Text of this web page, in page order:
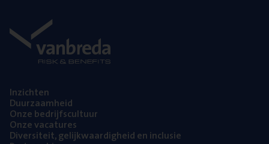
Inzich­ten
Duur­zaam­heid
Onze bedrijfs­cul­tuur
Onze vaca­tu­res
Diver­si­teit, gelijk­waar­dig­heid en inclusie